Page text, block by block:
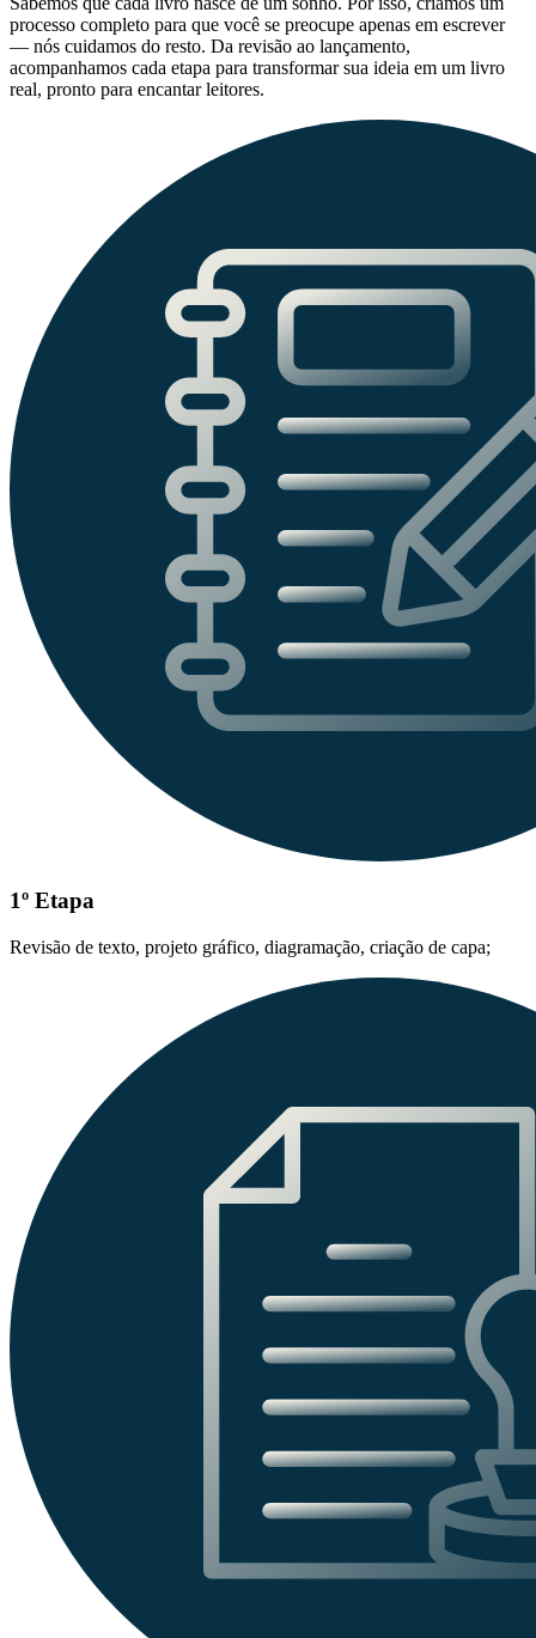
processo completo para que você se preocupe apenas em escrever
— nós cuidamos do resto. Da revisão ao lançamento,
acompanhamos cada etapa para transformar sua ideia em um livro
real, pronto para encantar leitores.
1º Etapa
Revisão de texto, projeto gráfico, diagramação, criação de capa;